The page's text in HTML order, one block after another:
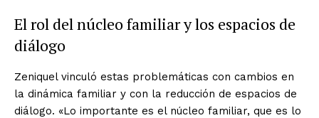
El rol del núcleo familiar y los espacios de
diálogo
Zeniquel vinculó estas problemáticas con cambios en
la dinámica familiar y con la reducción de espacios de
diálogo. «Lo importante es el núcleo familiar, que es lo